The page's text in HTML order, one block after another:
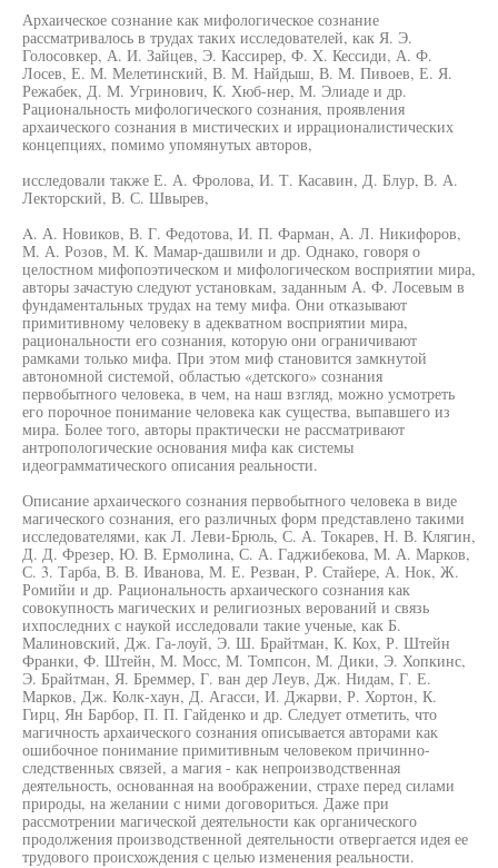
Архаическое сознание как мифологическое сознание
рассматривалось в трудах таких исследователей, как Я. Э.
Голосовкер, А. И. Зайцев, Э. Кассирер, Ф. X. Кессиди, А. Ф.
Лосев, Е. М. Мелетинский, В. М. Найдыш, В. М. Пивоев, Е. Я.
Режабек, Д. М. Угринович, К. Хюб-нер, М. Элиаде и др.
Рациональность мифологического сознания, проявления
архаического сознания в мистических и иррационалистических
концепциях, помимо упомянутых авторов,
исследовали также Е. А. Фролова, И. Т. Касавин, Д. Блур, В. А.
Лекторский, В. С. Швырев,
A. А. Новиков, В. Г. Федотова, И. П. Фарман, А. Л. Никифоров,
М. А. Розов, М. К. Мамар-дашвили и др. Однако, говоря о
целостном мифопоэтическом и мифологическом восприятии мира,
авторы зачастую следуют установкам, заданным А. Ф. Лосевым в
фундаментальных трудах на тему мифа. Они отказывают
примитивному человеку в адекватном восприятии мира,
рациональности его сознания, которую они ограничивают
рамками только мифа. При этом миф становится замкнутой
автономной системой, областью «детского» сознания
первобытного человека, в чем, на наш взгляд, можно усмотреть
его порочное понимание человека как существа, выпавшего из
мира. Более того, авторы практически не рассматривают
антропологические основания мифа как системы
идеограмматического описания реальности.
Описание архаического сознания первобытного человека в виде
магического сознания, его различных форм представлено такими
исследователями, как Л. Леви-Брюль, С. А. Токарев, Н. В. Клягин,
Д. Д. Фрезер, Ю. В. Ермолина, С. А. Гаджибекова, М. А. Марков,
С. 3. Тарба, В. В. Иванова, М. Е. Резван, Р. Стайере, А. Нок, Ж.
Ромийи и др. Рациональность архаического сознания как
совокупность магических и религиозных верований и связь
ихпоследних с наукой исследовали такие ученые, как Б.
Малиновский, Дж. Га-лоуй, Э. Ш. Брайтман, К. Кох, Р. Штейн
Франки, Ф. Штейн, М. Мосс, М. Томпсон, М. Дики, Э. Хопкинс,
Э. Брайтман, Я. Бреммер, Г. ван дер Леув, Дж. Нидам, Г. Е.
Марков, Дж. Колк-хаун, Д. Агасси, И. Джарви, Р. Хортон, К.
Гирц, Ян Барбор, П. П. Гайденко и др. Следует отметить, что
магичность архаического сознания описывается авторами как
ошибочное понимание примитивным человеком причинно-
следственных связей, а магия - как непроизводственная
деятельность, основанная на воображении, страхе перед силами
природы, на желании с ними договориться. Даже при
рассмотрении магической деятельности как органического
продолжения производственной деятельности отвергается идея ее
трудового происхождения с целью изменения реальности.